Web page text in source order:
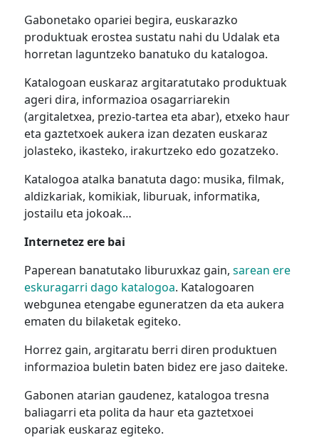
Gabonetako opariei begira, euskarazko
produktuak erostea sustatu nahi du Udalak eta
horretan laguntzeko banatuko du katalogoa.
Katalogoan euskaraz argitaratutako produktuak
ageri dira, informazioa osagarriarekin
(argitaletxea, prezio-tartea eta abar), etxeko haur
eta gaztetxoek aukera izan dezaten euskaraz
jolasteko, ikasteko, irakurtzeko edo gozatzeko.
Katalogoa atalka banatuta dago: musika, filmak,
aldizkariak, komikiak, liburuak, informatika,
jostailu eta jokoak…
Internetez ere bai
Paperean banatutako liburuxkaz gain,sarean ere
eskuragarri dago katalogoa. Katalogoaren
webgunea etengabe eguneratzen da eta aukera
ematen du bilaketak egiteko.
Horrez gain, argitaratu berri diren produktuen
informazioa buletin baten bidez ere jaso daiteke.
Gabonen atarian gaudenez, katalogoa tresna
baliagarri eta polita da haur eta gaztetxoei
opariak euskaraz egiteko.